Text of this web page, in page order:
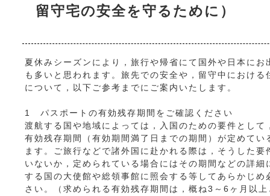
留守宅の安全を守るために）
夏休みシーズンにより，旅行や帰省にて国外や日本にお
も多いと思われます。旅先での安全や，留守中における
について，以下ご参考までにご案内いたします。
1 パスポートの有効残存期間をご確認ください
渡航する国や地域によっては，入国のための要件として
有効残存期間（有効期間満了日までの期間）が定めてい
ます。ご旅行などで諸外国に赴かれる際は，そうした要
いないか，定められている場合にはその期間などの詳細
する国の大使館や総領事館に照会する等してあらかじめ
さい。（求められる有効残存期間は，概ね3～6ヶ月以